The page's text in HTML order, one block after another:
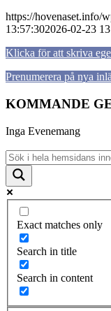
https://hovenaset.info/
13:57:302026-02-23
Klicka för att skriva
Prenumerera på nya
KOMMANDE
Inga Evenemang
Exact matches only
Search in title
Search in content